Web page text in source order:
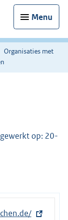
Menu
Organisaties met
op: 20-